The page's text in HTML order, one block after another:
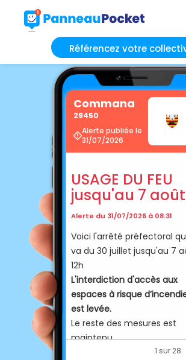
Référencez votre
Commana
29450
Alerte publiée le
31/07/2026
USAGE DU FEU
jusqu'au 7 août
Alerte du 31/07/2026 à 08:31
Voici l'arrêté préfectoral
va du 30 juillet jusqu'au 7
12h
L'interdiction d'accès aux
espaces à risque
est levée.
Le reste des mesures est
maintenu.
1 sur 28